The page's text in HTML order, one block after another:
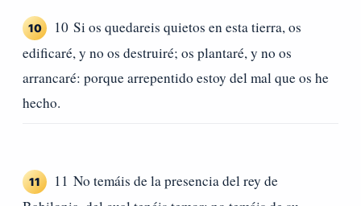
10
10 Si os quedareis quietos en esta tierra, os
edificaré, y no os destruiré; os plantaré, y no os
arrancaré: porque arrepentido estoy del mal que os he
hecho.
11
11 No temáis de la presencia del rey de